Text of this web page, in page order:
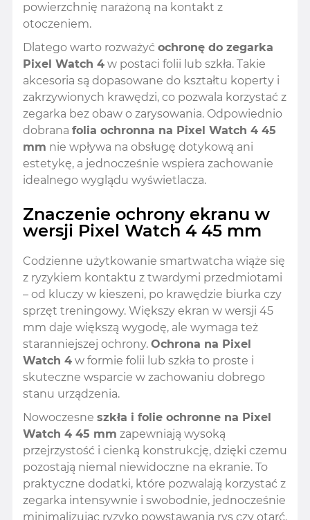
powierzchnię narażoną na kontakt z
otoczeniem.
Dlatego warto rozważyć ochronę do zegarka
Pixel Watch 4 w postaci folii lub szkła. Takie
akcesoria są dopasowane do kształtu koperty i
zakrzywionych krawędzi, co pozwala korzystać z
zegarka bez obaw o zarysowania. Odpowiednio
dobrana folia ochronna na Pixel Watch 4 45
mm nie wpływa na obsługę dotykową ani
estetykę, a jednocześnie wspiera zachowanie
idealnego wyglądu wyświetlacza.
Znaczenie ochrony ekranu w
wersji Pixel Watch 4 45 mm
Codzienne użytkowanie smartwatcha wiąże się
z ryzykiem kontaktu z twardymi przedmiotami
– od kluczy w kieszeni, po krawędzie biurka czy
sprzęt treningowy. Większy ekran w wersji 45
mm daje większą wygodę, ale wymaga też
staranniejszej ochrony. Ochrona na Pixel
Watch 4 w formie folii lub szkła to proste i
skuteczne wsparcie w zachowaniu dobrego
stanu urządzenia.
Nowoczesne szkła i folie ochronne na Pixel
Watch 4 45 mm zapewniają wysoką
przejrzystość i cienką konstrukcję, dzięki czemu
pozostają niemal niewidoczne na ekranie. To
praktyczne dodatki, które pozwalają korzystać z
zegarka intensywnie i swobodnie, jednocześnie
minimalizując ryzyko powstawania rys czy otarć.